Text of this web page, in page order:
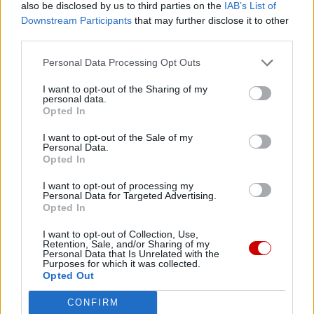
also be disclosed by us to third parties on the IAB’s List of
Downstream Participants that may further disclose it to other
Personal Data Processing Opt Outs
I want to opt-out of the Sharing of my
personal data.
Opted In
I want to opt-out of the Sale of my
Personal Data.
Opted In
I want to opt-out of processing my
Personal Data for Targeted Advertising.
Opted In
I want to opt-out of Collection, Use,
Retention, Sale, and/or Sharing of my
Personal Data that Is Unrelated with the
Purposes for which it was collected.
Opted Out
CONFIRM
Adicciones(PLAPA), (Latynoamerykańskie duszpasterstwo
psychoaktywnych i innych form uzależnienia (od
pornografii, nowych technologii itp.) … jest problemem,
który dotyka nas bez wyjątku, niezależnie od różnic
wieku. Pomimo różnic, … chcemy zorganizować się jako
wspólnota: dzielić się doświadczeniami, entuzjazmem,
Wspomnę również o biskupach Afryki Południowej,
którzy w listopadzie 2023 r. zwołali spotkanie na temat
Upodmiotowienie młodzieży jako czynnika pokoju i nadziei
Empowering youth as agents of peace and hope
Przedstawiciele młodzieży, obecni na spotkaniu, uznali to
zgromadzenie za „znaczący kamień milowy w kierunku